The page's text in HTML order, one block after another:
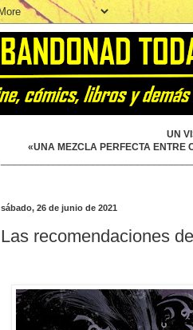
UN
«UNA MEZCLA PERFECTA ENTRE
sábado, 26 de junio de 2021
Las recomendaciones